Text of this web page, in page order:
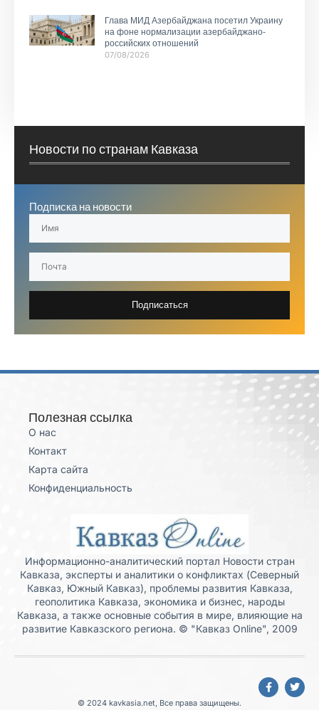
Глава МИД Азербайджана посетил Украину
на фоне нормализации азербайджано-
российских отношений
07/08/2026
Новости по странам Кавказа
Подписка на новости
Подписаться
Полезная ссылка
О нас
Контакт
Карта сайта
Конфиденциальность
Информационно-аналитический портал Новости стран
Кавказа, эксперты и аналитики о конфликтах (Северный
Кавказ, Южный Кавказ), проблемы развития Кавказа,
геополитика Кавказа, экономика и бизнес, народы
Кавказа, а также основные события в мире, влияющие на
развитие Кавказского региона. © "Кавказ Online", 2009
© 2024 kavkasia.net, Все права защищены.